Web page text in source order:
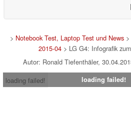
> Notebook Test, Laptop Test und News>
2015-04> LG G4: Infografik
Autor: Ronald Tiefenthäler,
loading failed!
loading failed!